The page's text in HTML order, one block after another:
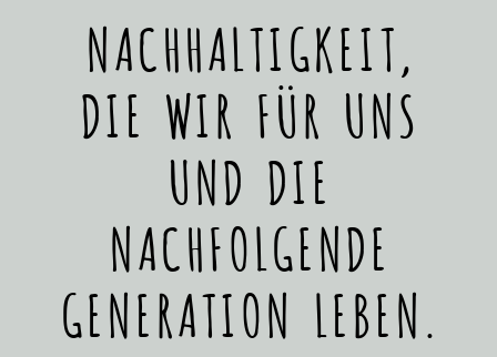
NACHHALTIGKEIT,
DIE WIR FÜR UNS
UND DIE
NACHFOLGENDE
GENERATION LEBEN.